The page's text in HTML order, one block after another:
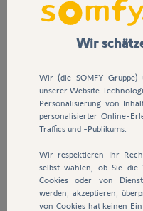
Wir
Wir (die SOMFY
unserer Website
Personalisierung von
personalisierter Online-
Traffics und -Publikums.
Wir respektieren Ihr
selbst wählen, ob Sie die
Cookies oder von
werden, akzeptieren,
von Cookies hat keinen